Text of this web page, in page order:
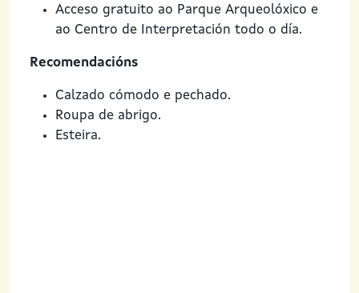
Acceso gratuito ao Parque Arqueolóxico e
ao Centro de Interpretación todo o día.
Recomendacións
Calzado cómodo e pechado.
Roupa de abrigo.
Esteira.